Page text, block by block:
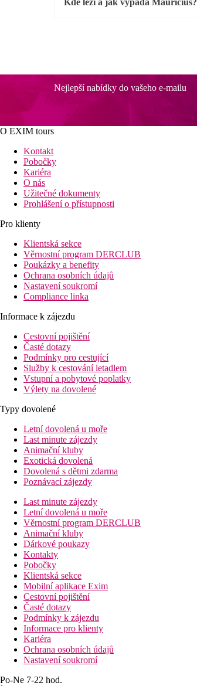
Kde leží a jak vypadá Mauricius?
Nejlepší nabídky do vašeho e-mailu
O EXIM tours
Kontakt
Pobočky
Kariéra
O nás
Užitečné dokumenty
Prohlášení o přístupnosti
Pro klienty
Klientská sekce
Věrnostní program DERCLUB
Poukázky a benefity
Ochrana osobních údajů
Nastavení soukromí
Compliance linka
Informace k zájezdu
Cestovní pojištění
Časté dotazy
Podmínky pro cestující
Služby k cestování letadlem
Vstupní a pobytové poplatky
Výlety na dovolené
Typy dovolené
Letní dovolená u moře
Last minute zájezdy
Animační kluby
Exotická dovolená
Dovolená s dětmi zdarma
Poznávací zájezdy
Last minute zájezdy
Letní dovolená u moře
Věrnostní program DERCLUB
Animační kluby
Dárkové poukazy
Kontakty
Pobočky
Klientská sekce
Mobilní aplikace Exim
Cestovní pojištění
Časté dotazy
Podmínky k zájezdu
Informace pro klienty
Kariéra
Ochrana osobních údajů
Nastavení soukromí
Po-Ne 7-22 hod.